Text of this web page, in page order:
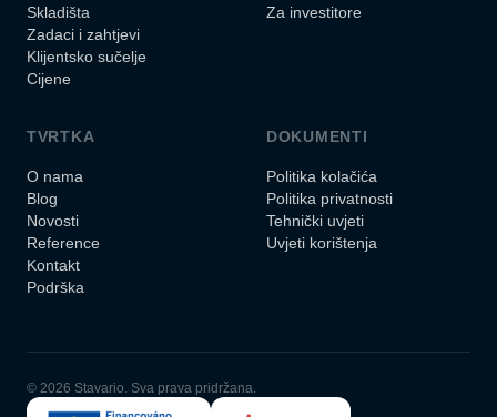
Skladišta
Zadaci i zahtjevi
Klijentsko sučelje
Cijene
Za investitore
TVRTKA
O nama
Blog
Novosti
Reference
Kontakt
Podrška
DOKUMENTI
Politika kolačića
Politika privatnosti
Tehnički uvjeti
Uvjeti korištenja
© 2026 Stavario. Sva prava pridržana.